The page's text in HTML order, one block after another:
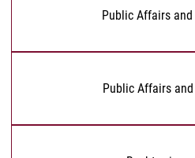
Public Affairs and
Public Affairs